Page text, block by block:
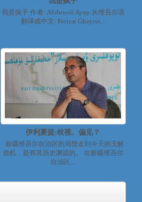
我是疯子 作者: Abduweli Ayup 从维吾尔语
翻译成中文: Perizat Gheyret...
伊利夏提:歧视、偏见？
新疆维吾尔自治区的局势走到今天的无解
危机，是有其历史渊源的。 在新疆维吾尔
自治区...